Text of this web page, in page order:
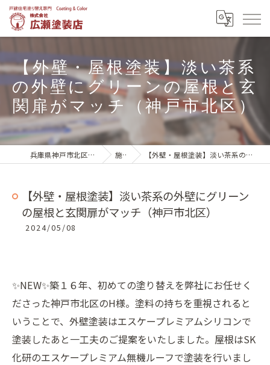
【外壁・屋根塗装】淡い茶系
の外壁にグリーンの屋根と玄
関扉がマッチ（神戸市北区）
兵庫県神戸市北区の外壁塗装は株式会社広瀬塗装店 施工実績 【外壁・屋根塗装】淡い茶系の外壁にグリーンの屋根と玄関扉がマッチ（神戸市北区）
【外壁・屋根塗装】淡い茶系の外壁にグリーン
の屋根と玄関扉がマッチ（神戸市北区）
2024/05/08
✨NEW✨築１６年、初めての塗り替えを弊社にお任せく
ださった神戸市北区のH様。塗料の持ちを重視されると
いうことで、外壁塗装はエスケープレミアムシリコンで
塗装したあと一工夫のご提案をいたしました。屋根はSK
化研のエスケープレミアム無機ルーフで塗装を行いまし